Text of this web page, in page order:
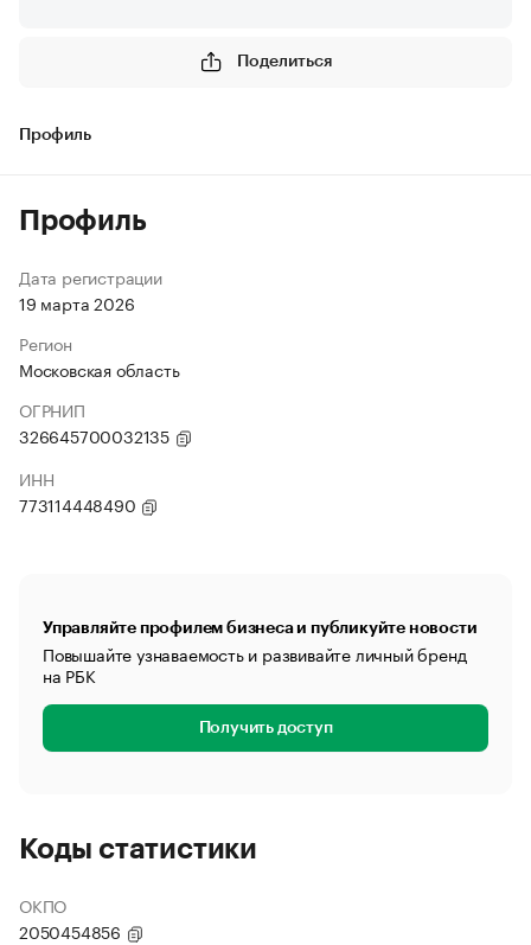
Поделиться
Профиль
Профиль
Дата регистрации
19 марта 2026
Регион
Московская область
ОГРНИП
326645700032135
ИНН
773114448490
Управляйте профилем бизнеса и публикуйте новости
Повышайте узнаваемость и развивайте личный бренд
на РБК
Получить доступ
Коды статистики
ОКПО
2050454856